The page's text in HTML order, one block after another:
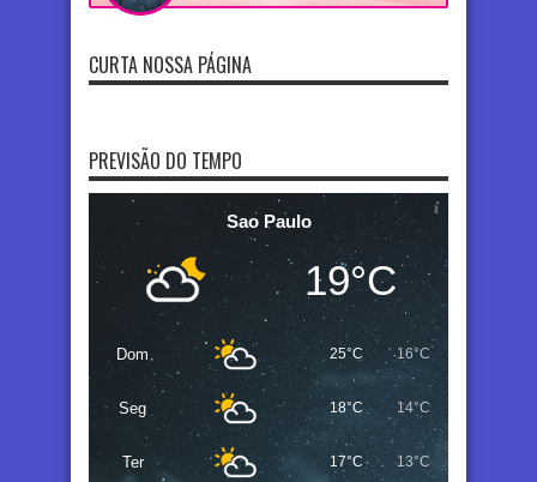
CURTA NOSSA PÁGINA
PREVISÃO DO TEMPO
Sao Paulo
19°C
Dom 25°C 16°C
Seg 18°C 14°C
Ter 17°C 13°C